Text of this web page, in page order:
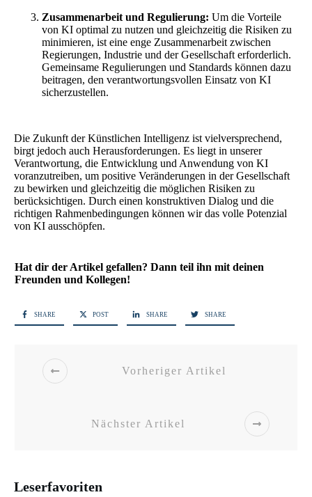
Zusammenarbeit und Regulierung: Um die Vorteile
von KI optimal zu nutzen und gleichzeitig die Risiken zu
minimieren, ist eine enge Zusammenarbeit zwischen
Regierungen, Industrie und der Gesellschaft erforderlich.
Gemeinsame Regulierungen und Standards können dazu
beitragen, den verantwortungsvollen Einsatz von KI
sicherzustellen.
Die Zukunft der Künstlichen Intelligenz ist vielversprechend,
birgt jedoch auch Herausforderungen. Es liegt in unserer
Verantwortung, die Entwicklung und Anwendung von KI
voranzutreiben, um positive Veränderungen in der Gesellschaft
zu bewirken und gleichzeitig die möglichen Risiken zu
berücksichtigen. Durch einen konstruktiven Dialog und die
richtigen Rahmenbedingungen können wir das volle Potenzial
von KI ausschöpfen.
Hat dir der Artikel gefallen? Dann teil ihn mit deinen
Freunden und Kollegen!
SHARE POST SHARE SHARE
Vorheriger Artikel
Nächster Artikel
Leserfavoriten